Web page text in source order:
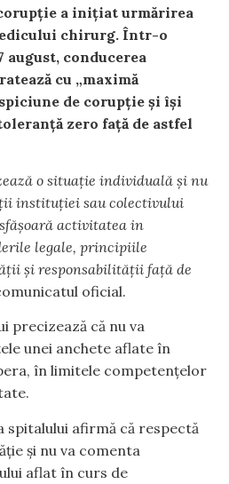
a inițiat urmărirea
chirurg. Într-o
august, conducerea
cu „maximă
de corupție și își
zero față de astfel
o situație individuală și nu
instituției sau colectivului
activitatea in
legale, principiile
și responsabilității față de
oficial.
precizează că nu va
unei anchete aflate în
în limitele competențelor
spitalului afirmă că respectă
și nu va comenta
aflat în curs de